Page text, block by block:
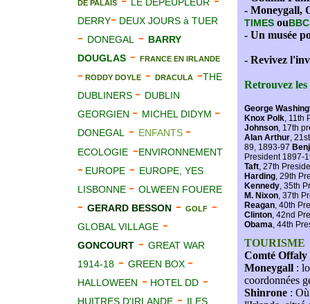
DE PALAIS
DERRY- DEUX JOURS à TUER
- DONEGAL - BARRY
DOUGLAS - FRANCE EN IRLANDE
- RODDY DOYLE - DRACULA -THE
DUBLINERS - DUBLIN
GEORGIEN - MICHEL DIDYM -
DONEGAL - ENFANTS -
ECOLOGIE -ENVIRONNEMENT
- EUROPE - EUROPE, YES
LISBONNE - OLWEEN FOUERE
- GERARD BESSON - GOLF -
GLOBAL VILLAGE -
GONCOURT - GREAT WAR
1914-18 - GREEN BOX -
HALLOWEEN - HOTEL DD -
HUITRES D'IRLANDE - ILES
- Moneygall,
TIMES ouBBC
- Un musée
- Revivez
Retrouvez
George
Knox Polk, 11th
Johnson, 17th
Alan Arthur,
89, 1893-97
President 1897-
Taft, 27th
Harding, 29th
Kennedy, 35th
M. Nixon, 37th
Reagan, 40th
Clinton, 42nd
Obama, 44th
TOURISME
Comté Offaly
Moneygall :
coordonnées
Shinrone :